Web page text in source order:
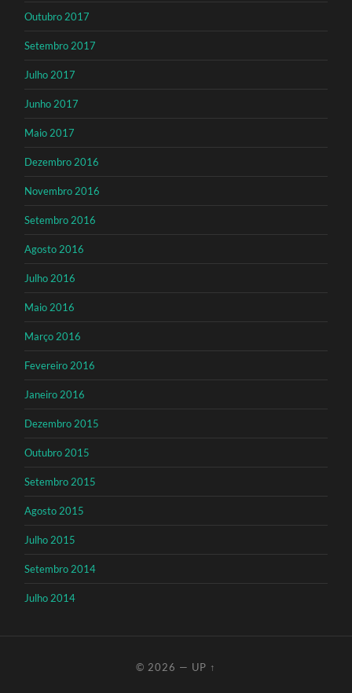
Outubro 2017
Setembro 2017
Julho 2017
Junho 2017
Maio 2017
Dezembro 2016
Novembro 2016
Setembro 2016
Agosto 2016
Julho 2016
Maio 2016
Março 2016
Fevereiro 2016
Janeiro 2016
Dezembro 2015
Outubro 2015
Setembro 2015
Agosto 2015
Julho 2015
Setembro 2014
Julho 2014
© 2026 — UP ↑